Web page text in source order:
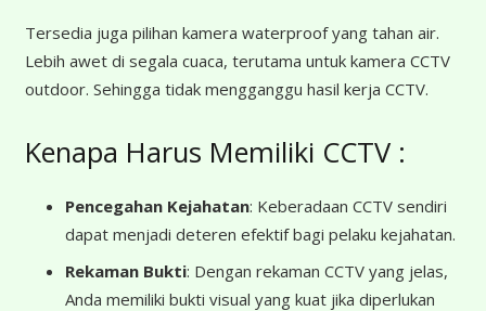
Tersedia juga pilihan kamera waterproof yang tahan air.
Lebih awet di segala cuaca, terutama untuk kamera CCTV
outdoor. Sehingga tidak mengganggu hasil kerja CCTV.
Kenapa Harus Memiliki CCTV :
Pencegahan Kejahatan: Keberadaan CCTV sendiri
dapat menjadi deteren efektif bagi pelaku kejahatan.
Rekaman Bukti: Dengan rekaman CCTV yang jelas,
Anda memiliki bukti visual yang kuat jika diperlukan